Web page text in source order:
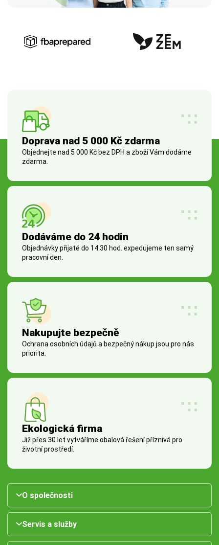
Doprava nad 5 000 Kč zdarma
Objednejte nad 5 000 Kč bez DPH a zboží Vám dodáme
zdarma.
Dodáváme do 24 hodin
Objednávky přijaté do 14:30 hod. expedujeme ten samý
pracovní den.
Nakupujte bezpečně
Ochrana osobních údajů a bezpečný nákup jsou pro nás
priorita.
Ekologická firma
Již přes 30 let vytváříme obalová řešení příznivá pro
životní prostředí.
O společnosti
Servis a služby